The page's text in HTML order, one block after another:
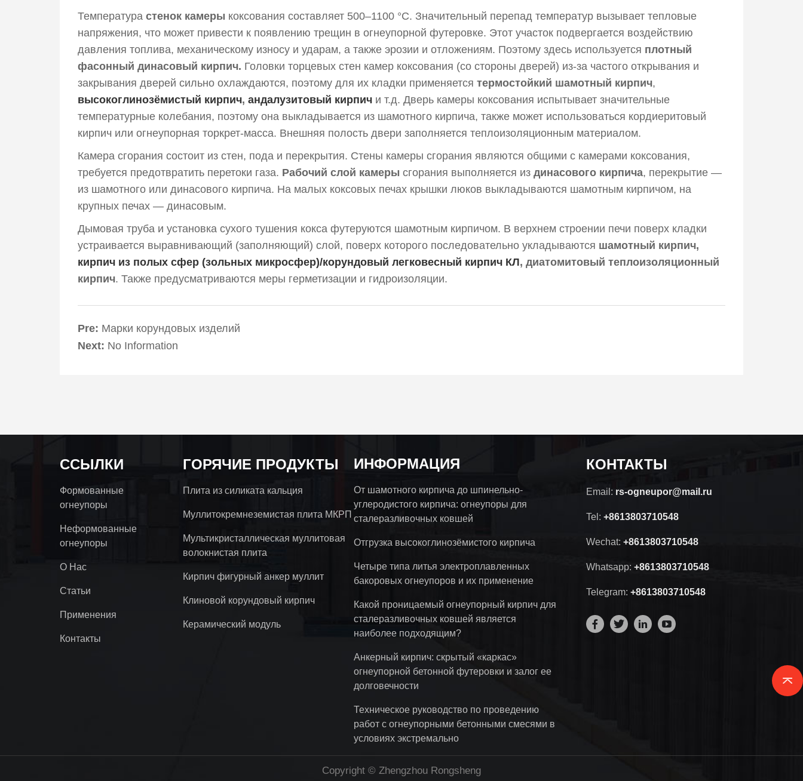
Температура стенок камеры коксования составляет 500–1100 °C. Значительный перепад температур вызывает тепловые
напряжения, что может привести к появлению трещин в огнеупорной футеровке. Этот участок подвергается воздействию
давления топлива, механическому износу и ударам, а также эрозии и отложениям. Поэтому здесь используется плотный
фасонный динасовый кирпич. Головки торцевых стен камер коксования (со стороны дверей) из-за частого открывания и
закрывания дверей сильно охлаждаются, поэтому для их кладки применяется термостойкий шамотный кирпич,
высокоглинозёмистый кирпич, андалузитовый кирпич и т.д. Дверь камеры коксования испытывает значительные
температурные колебания, поэтому она выкладывается из шамотного кирпича, также может использоваться кордиеритовый
кирпич или огнеупорная торкрет-масса. Внешняя полость двери заполняется теплоизоляционным материалом.
Камера сгорания состоит из стен, пода и перекрытия. Стены камеры сгорания являются общими с камерами коксования,
требуется предотвратить перетоки газа. Рабочий слой камеры сгорания выполняется из динасового кирпича, перекрытие —
из шамотного или динасового кирпича. На малых коксовых печах крышки люков выкладываются шамотным кирпичом, на
крупных печах — динасовым.
Дымовая труба и установка сухого тушения кокса футеруются шамотным кирпичом. В верхнем строении печи поверх кладки
устраивается выравнивающий (заполняющий) слой, поверх которого последовательно укладываются шамотный кирпич,
кирпич из полых сфер (зольных микросфер)/корундовый легковесный кирпич КЛ, диатомитовый теплоизоляционный
кирпич. Также предусматриваются меры герметизации и гидроизоляции.
Pre: Марки корундовых изделий
Next: No Information
ССЫЛКИ
Формованные
огнеупоры
Неформованные
огнеупоры
О Нас
Статьи
Применения
Контакты
ГОРЯЧИЕ ПРОДУКТЫ
Плита из силиката кальция
Муллитокремнеземистая плита МКРП
Мультикристаллическая муллитовая
волокнистая плита
Кирпич фигурный анкер муллит
Клиновой корундовый кирпич
Керамический модуль
ИНФОРМАЦИЯ
От шамотного кирпича до шпинельно-
углеродистого кирпича: огнеупоры для
сталеразливочных ковшей
Отгрузка высокоглинозёмистого кирпича
Четыре типа литья электроплавленных
бакоровых огнеупоров и их применение
Какой проницаемый огнеупорный кирпич для
сталеразливочных ковшей является
наиболее подходящим?
Анкерный кирпич: скрытый «каркас»
огнеупорной бетонной футеровки и залог ее
долговечности
Техническое руководство по проведению
работ с огнеупорными бетонными смесями в
условиях экстремально
КОНТАКТЫ
Email: rs-ogneupor@mail.ru
Tel: +8613803710548
Wechat: +8613803710548
Whatsapp: +8613803710548
Telegram: +8613803710548
Copyright © Zhengzhou Rongsheng